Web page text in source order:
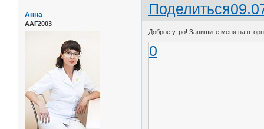
Поделиться
Анна
ААГ2003
Доброе утро! Запишите меня на
0